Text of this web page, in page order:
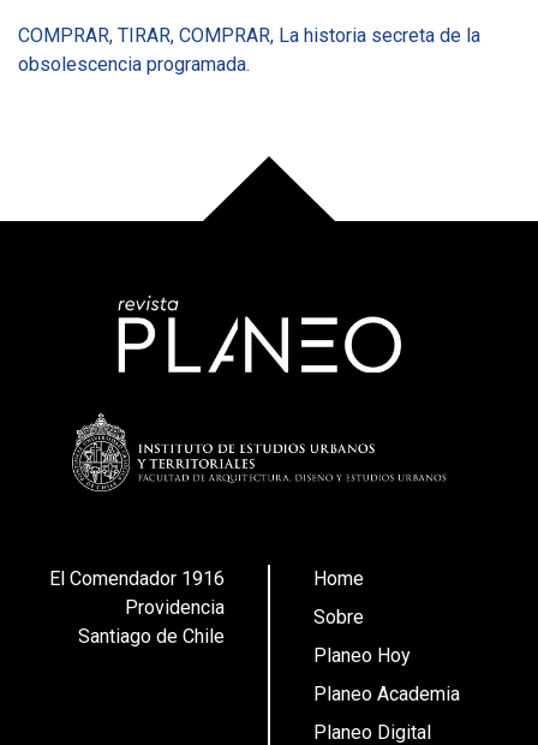
COMPRAR, TIRAR, COMPRAR, La historia secreta de la
obsolescencia programada.
El Comendador 1916
Providencia
Santiago de Chile
Home
Sobre
Planeo Hoy
Planeo Academia
Planeo Digital